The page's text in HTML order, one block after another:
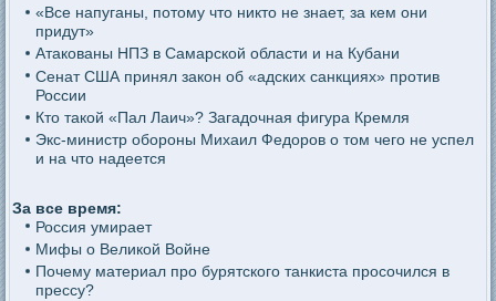
«Все напуганы, потому что никто не знает, за кем они
придут»
Атакованы НПЗ в Самарской области и на Кубани
Сенат США принял закон об «адских санкциях» против
России
Кто такой «Пал Лаич»? Загадочная фигура Кремля
Экс-министр обороны Михаил Федоров о том чего не успел
и на что надеется
За все время:
Россия умирает
Мифы о Великой Войне
Почему материал про бурятского танкиста просочился в
прессу?